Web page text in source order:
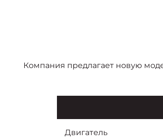
Компания предлагает новую
Двигатель